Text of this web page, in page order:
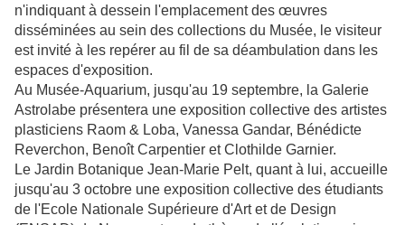
n'indiquant à dessein l'emplacement des œuvres
disséminées au sein des collections du Musée, le visiteur
est invité à les repérer au fil de sa déambulation dans les
espaces d'exposition.
Au Musée-Aquarium, jusqu'au 19 septembre, la Galerie
Astrolabe présentera une exposition collective des artistes
plasticiens Raom & Loba, Vanessa Gandar, Bénédicte
Reverchon, Benoît Carpentier et Clothilde Garnier.
Le Jardin Botanique Jean-Marie Pelt, quant à lui, accueille
jusqu'au 3 octobre une exposition collective des étudiants
de l'Ecole Nationale Supérieure d'Art et de Design